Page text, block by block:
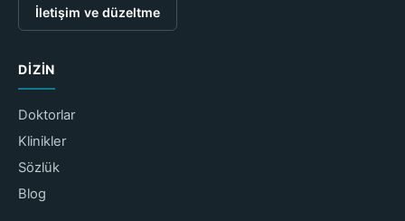
İletişim ve düzeltme
DIZIN
Doktorlar
Klinikler
Sözlük
Blog